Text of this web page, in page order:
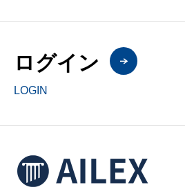
ログイン
LOGIN